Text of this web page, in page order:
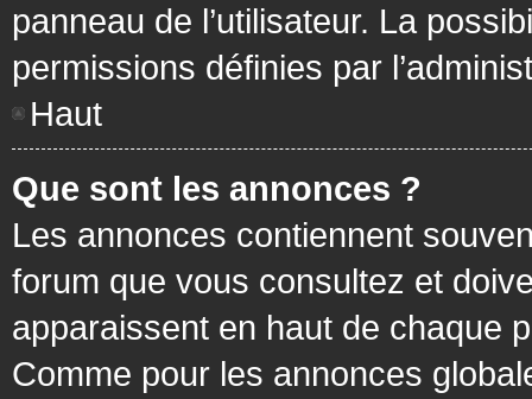
panneau de l’utilisateur. La
permissions définies par
Haut
Que sont les annonces ?
Les annonces contiennent
forum que vous consultez et
apparaissent en haut de chaque
Comme pour les annonces